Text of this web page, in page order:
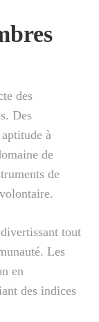
des
Des
à
de
de
tout
Les
en
des indices